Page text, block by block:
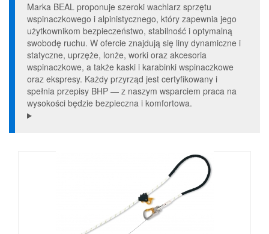
Marka BEAL proponuje szeroki wachlarz sprzętu
wspinaczkowego i alpinistycznego, który zapewnia jego
użytkownikom bezpieczeństwo, stabilność i optymalną
swobodę ruchu. W ofercie znajdują się liny dynamiczne i
statyczne, uprzęże, lonże, worki oraz akcesoria
wspinaczkowe, a także kaski i karabinki wspinaczkowe
oraz ekspresy. Każdy przyrząd jest certyfikowany i
spełnia przepisy BHP — z naszym wsparciem praca na
wysokości będzie bezpieczna i komfortowa.